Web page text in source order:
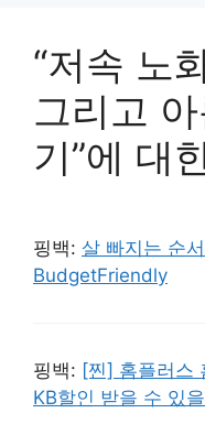
“저속 노
그리고
기”에 대
핑백: 살 빠지는 순
BudgetFriendly
핑백: [찐] 홈플러스
KB할인 받을 수 있